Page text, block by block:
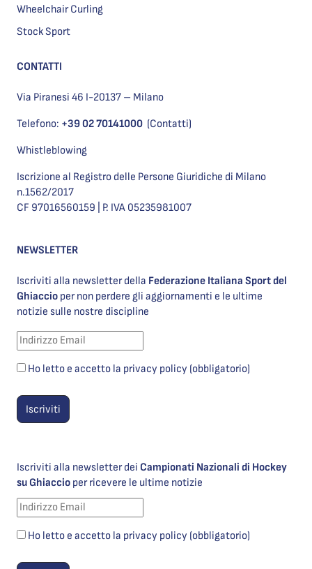
Wheelchair Curling
Stock Sport
CONTATTI
Via Piranesi 46 I-20137 – Milano
Telefono: +39 02 70141000 (Contatti)
Whistleblowing
Iscrizione al Registro delle Persone Giuridiche di Milano
n.1562/2017
CF 97016560159 | P. IVA 05235981007
NEWSLETTER
Iscriviti alla newsletter della Federazione Italiana Sport del
Ghiaccio per non perdere gli aggiornamenti e le ultime
notizie sulle nostre discipline
Ho letto e accetto la privacy policy (obbligatorio)
Iscriviti alla newsletter dei Campionati Nazionali di Hockey
su Ghiaccio per ricevere le ultime notizie
Ho letto e accetto la privacy policy (obbligatorio)